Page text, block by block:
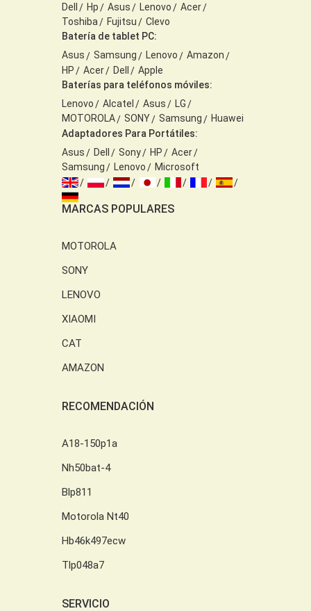
Dell
Hp Asus Lenovo
Acer
Toshiba
Fujitsu
Clevo
Batería de tablet PC:
Asus
Samsung Lenovo
Amazon
HP
Acer Dell
Apple
Baterías para teléfonos móviles:
Lenovo
Alcatel Asus
LG
MOTOROLA
SONY Samsung
Huawei
Adaptadores Para Portátiles:
Asus
Dell Sony HP
Acer
Samsung
Lenovo Microsoft
MARCAS POPULARES
MOTOROLA
SONY
LENOVO
XIAOMI
CAT
AMAZON
RECOMENDACIÓN
A18-150p1a
Nh50bat-4
Blp811
Motorola Nt40
Hb46k497ecw
Tlp048a7
SERVICIO